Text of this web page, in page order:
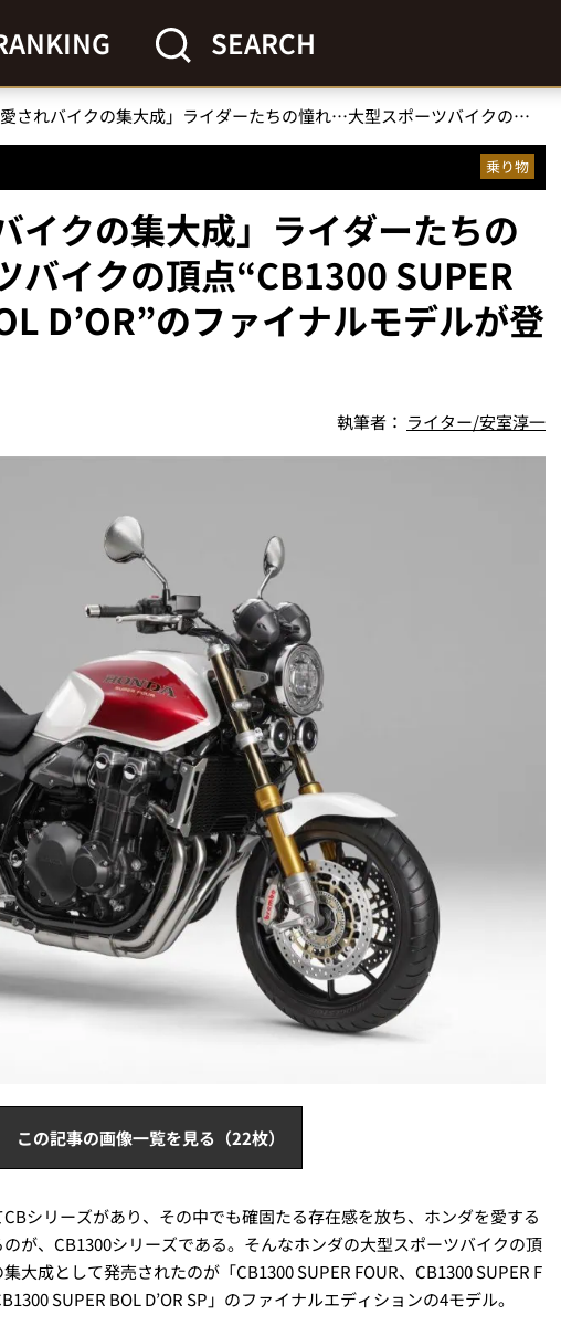
SEARCH
「ホンダの愛されバイクの集大成」ライダーたちの憧れ…大型スポーツバイクの頂点“CB1300 SUPER FOUR＆SUPER BOL D’OR”のファイナルモデルが登場！
乗り物
イクの集大成」ライダーたちの
イクの頂点“CB1300 SUPER
D’OR”のファイナルモデルが登
執筆者： ライター/安室淳一
この記事の画像一覧を見る（22枚）
シリーズがあり、その中でも確固たる存在感を放ち、ホンダを愛する
が、CB1300シリーズである。そんなホンダの大型スポーツバイクの頂
大成として発売されたのが「CB1300 SUPER FOUR、CB1300 SUPER F
SUPER BOL D’OR SP」のファイナルエディションの4モデル。